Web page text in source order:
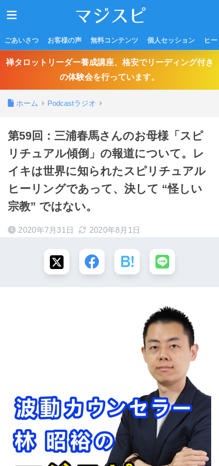
ごあいさつ お客様の声 無料コンテンツ 個人セッション ヒ
禅タロットリーダー養成講座、格安でリーディング付き
の体験会を行っています。
ホーム Podcastラジオ
第59回：三浦春馬さんのお母様「スピ
リチュアル傾倒」の報道について。レ
イキは世界に知られたスピリチュアル
ヒーリングであって、決して “怪しい
宗教” ではない。
2020年7月31日 2020年8月1日